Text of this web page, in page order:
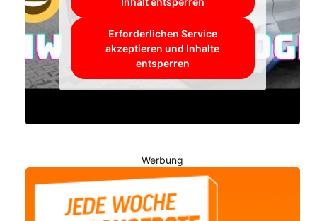
Erforderlichen Service
akzeptieren und Inhalte
entsperren
Werbung